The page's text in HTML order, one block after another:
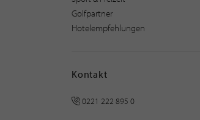
Golfpartner
Hotelempfehlungen
Kontakt
0221 222 895 0